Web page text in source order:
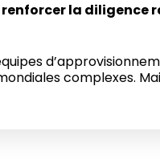
la diligence
complexes.